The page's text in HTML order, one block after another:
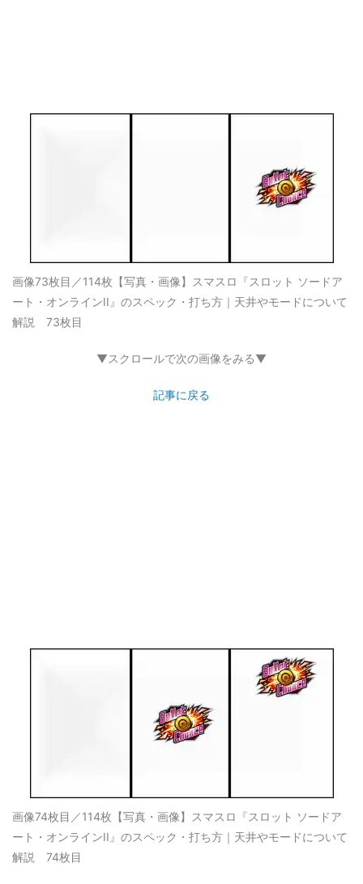
画像73枚目／114枚 【写真・画像】スマスロ『スロット ソードア
ート・オンラインII』のスペック・打ち方｜天井やモードについて
解説 73枚目
▼スクロールで次の画像をみる▼
記事に戻る
画像74枚目／114枚 【写真・画像】スマスロ『スロット ソードア
ート・オンラインII』のスペック・打ち方｜天井やモードについて
解説 74枚目